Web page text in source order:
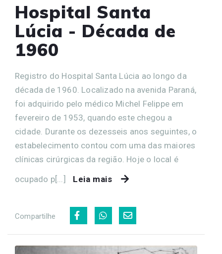
Hospital Santa
Lúcia - Década de
1960
Registro do Hospital Santa Lúcia ao longo da
década de 1960. Localizado na avenida Paraná,
foi adquirido pelo médico Michel Felippe em
fevereiro de 1953, quando este chegou a
cidade. Durante os dezesseis anos seguintes, o
estabelecimento contou com uma das maiores
clínicas cirúrgicas da região. Hoje o local é
ocupado p[...]
Leia mais
Compartilhe